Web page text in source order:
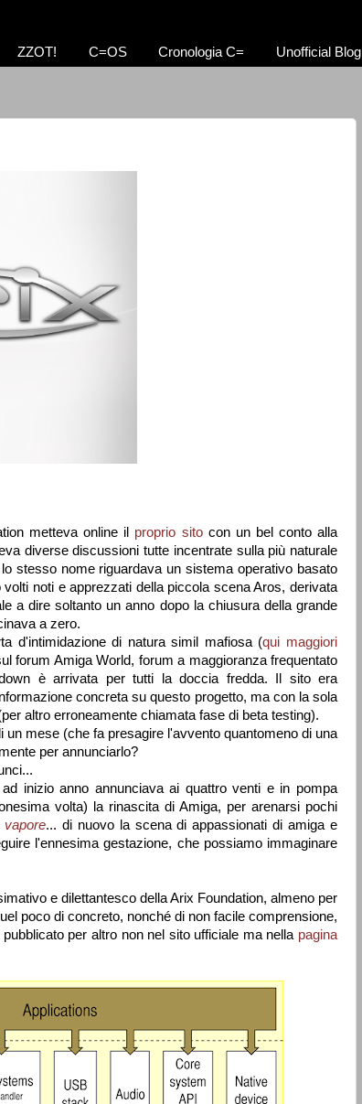
ZZOT! C=OS Cronologia C= Unofficial Blog
metteva online il proprio sitocon un bel conto alla
diverse discussioni tutte incentrate sulla più naturale
stesso nome riguardava un sistema operativo basato
noti e apprezzati della piccola scena Aros, derivata
a dire soltanto un anno dopo la chiusura della grande
a zero.
d'intimidazione di natura simil mafiosa (qui maggiori
forum Amiga World, forum a maggioranza frequentato
è arrivata per tutti la doccia fredda. Il sito era
concreta su questo progetto, ma con la sola
altro erroneamente chiamata fase di beta testing).
mese (che fa presagire l'avvento quantomeno di una
per annunciarlo?
inizio anno annunciava ai quattro venti e in pompa
volta) la rinascita di Amiga, per arenarsi pochi
vapore... di nuovo la scena di appassionati di amiga e
l'ennesima gestazione, che possiamo immaginare
e dilettantesco della Arix Foundation, almeno per
poco di concreto, nonché di non facile comprensione,
per altro non nel sito ufficiale ma nella pagina